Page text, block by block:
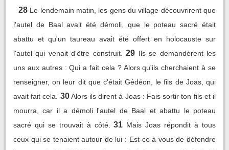
28 Le lendemain matin, les gens du village découvrirent que
l'autel de Baal avait été démoli, que le poteau sacré était
abattu et qu'un taureau avait été offert en holocauste sur
l'autel qui venait d'être construit.
29 Ils se demandèrent les
uns aux autres : Qui a fait cela ? Alors qu'ils cherchaient à se
renseigner, on leur dit que c'était Gédéon, le fils de Joas, qui
avait fait cela.
30 Alors ils dirent à Joas : Fais sortir ton fils et il
mourra, car il a démoli l'autel de Baal et abattu le poteau
sacré qui se trouvait à côté.
31 Mais Joas répondit à tous
ceux qui se tenaient autour de lui : Est-ce à vous de défendre